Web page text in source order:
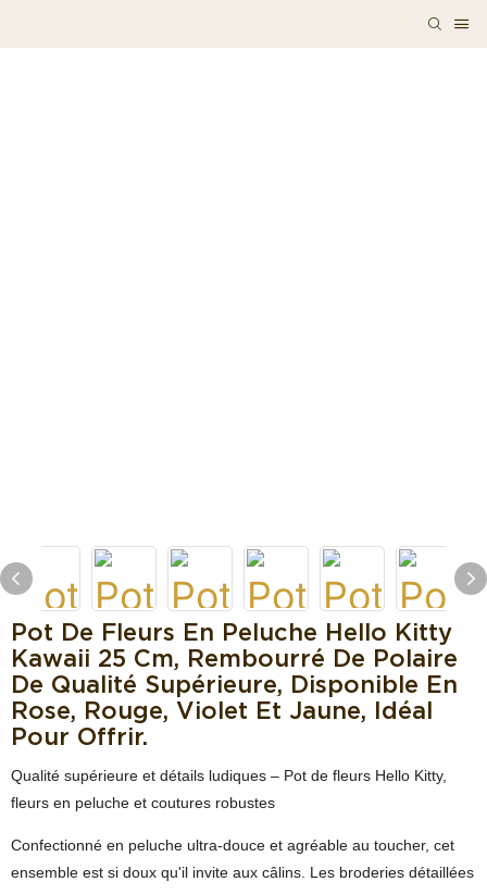
Pot De Fleurs En Peluche Hello Kitty
Kawaii 25 Cm, Rembourré De Polaire
De Qualité Supérieure, Disponible En
Rose, Rouge, Violet Et Jaune, Idéal
Pour Offrir.
Qualité supérieure et détails ludiques – Pot de fleurs Hello Kitty,
fleurs en peluche et coutures robustes
Confectionné en peluche ultra-douce et agréable au toucher, cet
ensemble est si doux qu'il invite aux câlins. Les broderies détaillées